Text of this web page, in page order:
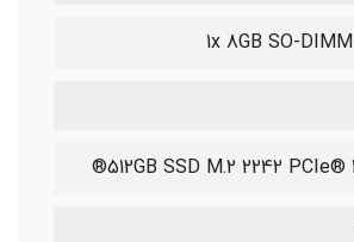
1x 8GB SO-
512GB SSD M.2 2242 PCIe®